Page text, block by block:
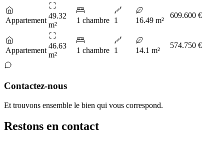
Appartement
49.32
m²
1 chambre 1 16.49 m²
609.600 €
Appartement
46.63
m²
1 chambre 1 14.1 m²
574.750 €
Contactez-nous
Et trouvons ensemble le bien qui vous correspond.
Restons en contact